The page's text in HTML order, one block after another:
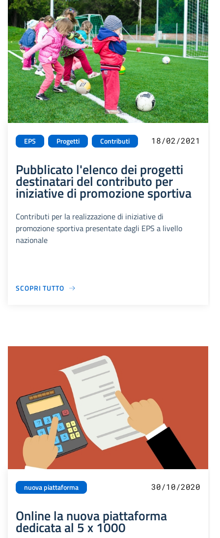
EPS Progetti Contributi 18/02/2021
Pubblicato l'elenco dei progetti
destinatari del contributo per
iniziative di promozione sportiva
Contributi per la realizzazione di iniziative di
promozione sportiva presentate dagli EPS a livello
nazionale
SCOPRI TUTTO
nuova piattaforma 30/10/2020
Online la nuova piattaforma
dedicata al 5 x 1000